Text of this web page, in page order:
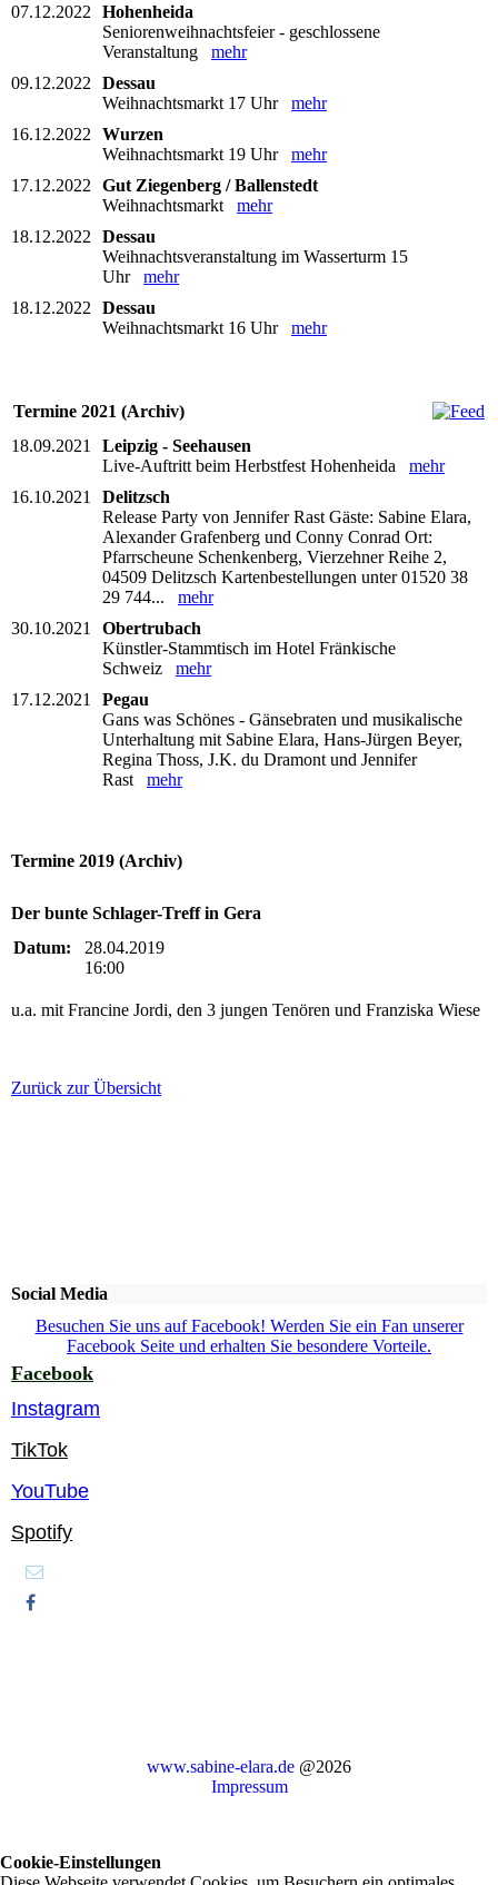
07.12.2022
Hohenheida
Seniorenweihnachtsfeier - geschlossene
Veranstaltung mehr
09.12.2022
Dessau
Weihnachtsmarkt 17 Uhr mehr
16.12.2022
Wurzen
Weihnachtsmarkt 19 Uhr mehr
17.12.2022
Gut Ziegenberg / Ballenstedt
Weihnachtsmarkt mehr
18.12.2022
Dessau
Weihnachtsveranstaltung im Wasserturm 15
Uhr mehr
18.12.2022
Dessau
Weihnachtsmarkt 16 Uhr mehr
Termine 2021 (Archiv)
18.09.2021
Leipzig - Seehausen
Live-Auftritt beim Herbstfest Hohenheida mehr
16.10.2021
Delitzsch
Release Party von Jennifer Rast Gäste: Sabine Elara,
Alexander Grafenberg und Conny Conrad Ort:
Pfarrscheune Schenkenberg, Vierzehner Reihe 2,
04509 Delitzsch Kartenbestellungen unter 01520 38
29 744... mehr
30.10.2021
Obertrubach
Künstler-Stammtisch im Hotel Fränkische
Schweiz mehr
17.12.2021
Pegau
Gans was Schönes - Gänsebraten und musikalische
Unterhaltung mit Sabine Elara, Hans-Jürgen Beyer,
Regina Thoss, J.K. du Dramont und Jennifer
Rast mehr
Termine 2019 (Archiv)
Der bunte Schlager-Treff in Gera
Datum:
28.04.2019
16:00
u.a. mit Francine Jordi, den 3 jungen Tenören und Franziska Wiese
Zurück zur Übersicht
Social Media
Besuchen Sie uns auf Facebook! Werden Sie ein Fan unserer
Facebook Seite und erhalten Sie besondere Vorteile.
Facebook
Instagram
TikTok
YouTube
Spotify
www.sabine-elara.de @2026
Impressum
Cookie-Einstellungen